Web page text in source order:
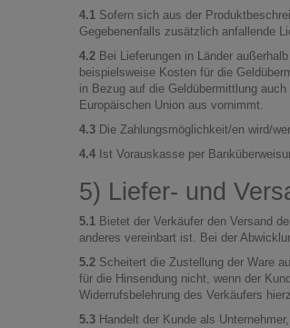
4.1 Sofern sich aus der
Gegebenenfalls zusätzlich anfallende
4.2 Bei Lieferungen in Länder
beispielsweise Kosten für die
in Bezug auf die Geldübermittlung
Europäischen Union aus vornimmt.
4.3 Die Zahlungsmöglichkeit/en wird/
4.4 Ist Vorauskasse per
5) Liefer- und
5.1 Bietet der Verkäufer den Versand
anderes vereinbart ist. Bei der
5.2 Scheitert die Zustellung der Ware
für die Hinsendung nicht, wenn der
Widerrufsbelehrung des Verkäufers
5.3 Handelt der Kunde als